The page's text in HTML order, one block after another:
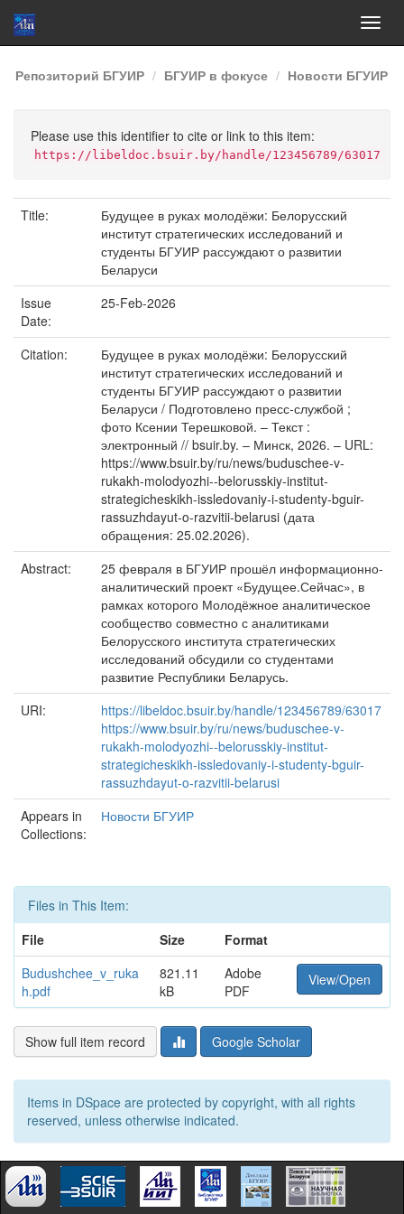
Skip
navigation
Репозиторий БГУИР БГУИР в фокусе Новости БГУИР
Please use this identifier to cite or link to this item:
https://libeldoc.bsuir.by/handle/123456789/63017
Title:
Будущее в руках молодёжи: Белорусский
институт стратегических исследований и
студенты БГУИР рассуждают о развитии
Беларуси
Issue
Date:
25-Feb-2026
Citation:
Будущее в руках молодёжи: Белорусский
институт стратегических исследований и
студенты БГУИР рассуждают о развитии
Беларуси / Подготовлено пресс-службой ;
фото Ксении Терешковой. – Текст :
электронный // bsuir.by. – Минск, 2026. – URL:
https://www.bsuir.by/ru/news/buduschee-v-
rukakh-molodyozhi--belorusskiy-institut-
strategicheskikh-issledovaniy-i-studenty-bguir-
rassuzhdayut-o-razvitii-belarusi (дата
обращения: 25.02.2026).
Abstract:
25 февраля в БГУИР прошёл информационно-
аналитический проект «Будущее.Сейчас», в
рамках которого Молодёжное аналитическое
сообщество совместно с аналитиками
Белорусского института стратегических
исследований обсудили со студентами
развитие Республики Беларусь.
URI:
https://libeldoc.bsuir.by/handle/123456789/63017
https://www.bsuir.by/ru/news/buduschee-v-
rukakh-molodyozhi--belorusskiy-institut-
strategicheskikh-issledovaniy-i-studenty-bguir-
rassuzhdayut-o-razvitii-belarusi
Appears in
Collections:
Новости БГУИР
Files in This Item:
File
Size
Format
Budushchee_v_ruka
h.pdf
821.11
kB
Adobe
PDF
View/Open
Show full item record Google Scholar
Items in DSpace are protected by copyright, with all rights
reserved, unless otherwise indicated.